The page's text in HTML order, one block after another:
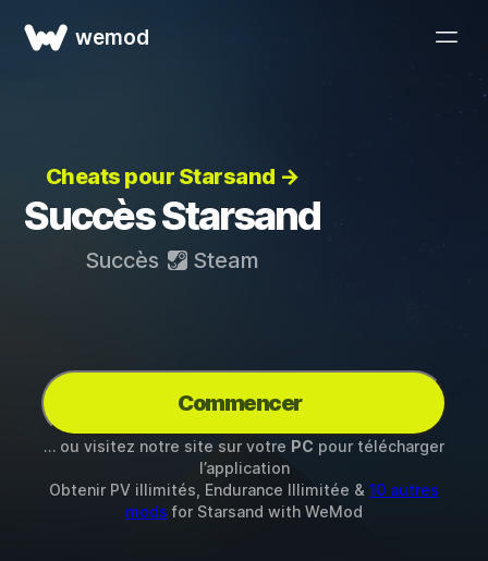
wemod
Cheats pour Starsand →
Succès Starsand
Succès Steam
Commencer
… ou visitez notre site sur votre PC pour télécharger
l’application
Obtenir PV illimités, Endurance Illimitée & 10 autres
mods for Starsand with WeMod